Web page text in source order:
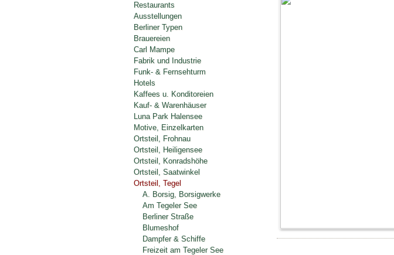
Restaurants
Ausstellungen
Berliner Typen
Brauereien
Carl Mampe
Fabrik und Industrie
Funk- & Fernsehturm
Hotels
Kaffees u. Konditoreien
Kauf- & Warenhäuser
Luna Park Halensee
Motive, Einzelkarten
Ortsteil, Frohnau
Ortsteil, Heiligensee
Ortsteil, Konradshöhe
Ortsteil, Saatwinkel
Ortsteil, Tegel
A. Borsig, Borsigwerke
Am Tegeler See
Berliner Straße
Blumeshof
Dampfer & Schiffe
Freizeit am Tegeler See